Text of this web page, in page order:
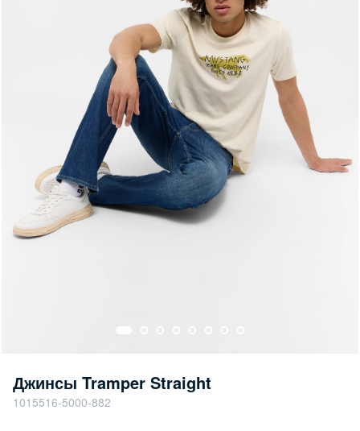
Джинсы Tramper Straight
1015516-5000-882